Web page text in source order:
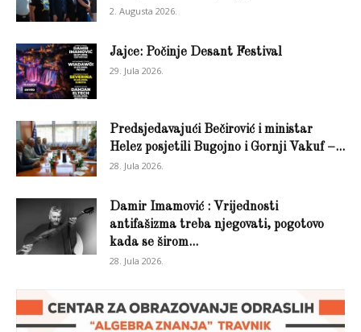
2. Augusta 2026.
Jajce: Počinje Desant Festival
29. Jula 2026.
Predsjedavajući Bečirović i ministar
Helez posjetili Bugojno i Gornji Vakuf –...
28. Jula 2026.
Damir Imamović : Vrijednosti
antifašizma treba njegovati, pogotovo
kada se širom...
28. Jula 2026.